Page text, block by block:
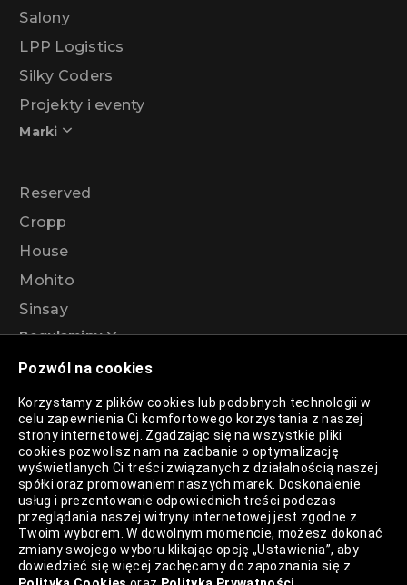
Pozwól na cookies
Korzystamy z plików cookies lub podobnych technologii w
celu zapewnienia Ci komfortowego korzystania z naszej
strony internetowej. Zgadzając się na wszystkie pliki
cookies pozwolisz nam na zadbanie o optymalizację
wyświetlanych Ci treści związanych z działalnością naszej
spółki oraz promowaniem naszych marek. Doskonalenie
usług i prezentowanie odpowiednich treści podczas
przeglądania naszej witryny internetowej jest zgodne z
Twoim wyborem. W dowolnym momencie, możesz dokonać
zmiany swojego wyboru klikając opcję „Ustawienia”, aby
dowiedzieć się więcej zachęcamy do zapoznania się z
Salony
LPP Logistics
Silky Coders
Projekty i eventy
Marki
Reserved
Cropp
House
Mohito
Sinsay
Regulaminy
Regulamin akcji promocyjnej – Program
rabatowy 99%
Polityka Prywatności
Polityka Plików Cookies
Lista Plików Cookies
Lista Zaufanych Partnerów